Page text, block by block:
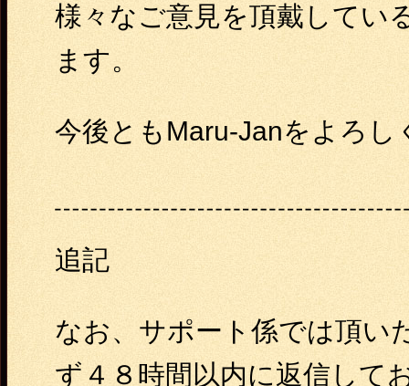
様々なご意見を頂戴してい
ます。
今後ともMaru-Janをよろ
追記
なお、サポート係では頂い
ず４８時間以内に返信して